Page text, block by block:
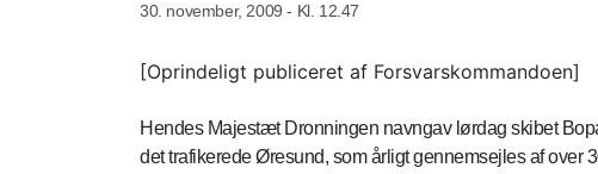
30. november, 2009 - Kl. 12.47
[Oprindeligt publiceret af Forsvarskommandoen]
Hendes Majestæt Dronningen navngav lørdag skibet
det trafikerede Øresund, som årligt gennemsejles af over